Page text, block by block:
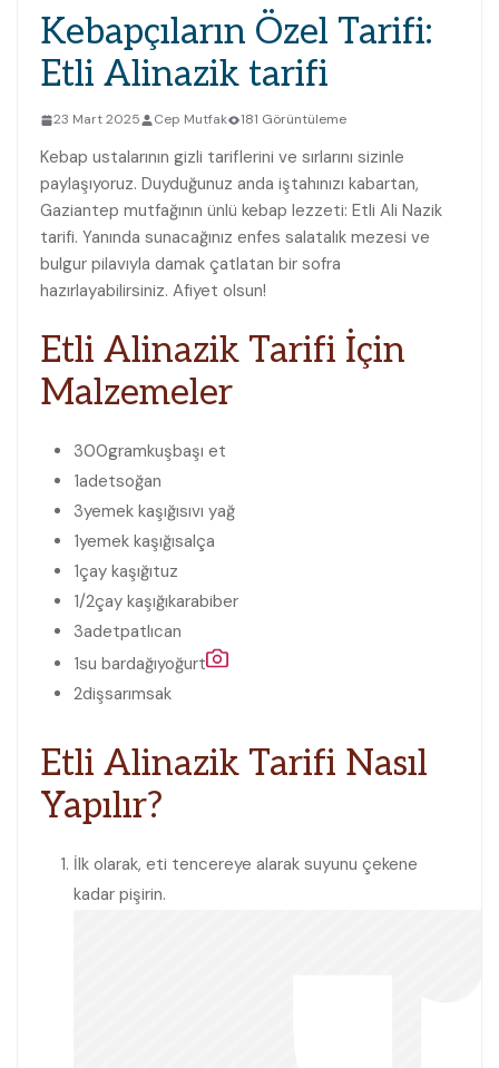
Kebapçıların Özel Tarifi:
Etli Alinazik tarifi
23 Mart 2025 Cep Mutfak 181 Görüntüleme
Kebap ustalarının gizli tariflerini ve sırlarını sizinle
paylaşıyoruz. Duyduğunuz anda iştahınızı kabartan,
Gaziantep mutfağının ünlü kebap lezzeti: Etli Ali Nazik
tarifi. Yanında sunacağınız enfes salatalık mezesi ve
bulgur pilavıyla damak çatlatan bir sofra
hazırlayabilirsiniz. Afiyet olsun!
Etli Alinazik Tarifi İçin
Malzemeler
300gramkuşbaşı et
1adetsoğan
3yemek kaşığısıvı yağ
1yemek kaşığısalça
1çay kaşığıtuz
1/2çay kaşığıkarabiber
3adetpatlıcan
1su bardağıyoğurt
2dişsarımsak
Etli Alinazik Tarifi Nasıl
Yapılır?
İlk olarak, eti tencereye alarak suyunu çekene
kadar pişirin.